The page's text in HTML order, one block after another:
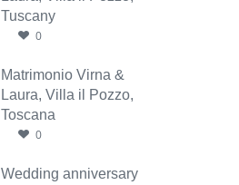
Tuscany
0
Matrimonio Virna &
Laura, Villa il Pozzo,
Toscana
0
Wedding anniversary